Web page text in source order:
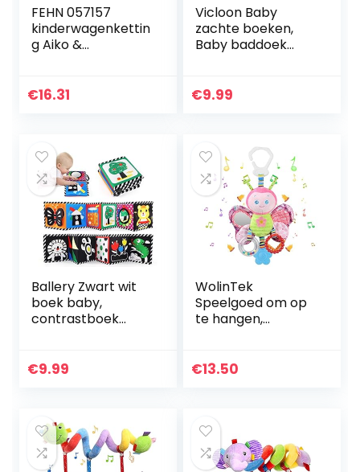
FEHN 057157
kinderwagenkettin
g Aiko &
hangerfiguren
€16.31
Vicloon Baby
zachte boeken,
Baby baddoek
jaar oude peuters
€9.99
Ballery Zwart wit
boek baby,
contrastboek
met spiegels
€9.99
WolinTek
Speelgoed om op
te hangen,
babyspeelgoed,
€13.50